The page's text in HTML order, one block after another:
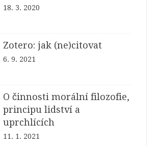
18. 3. 2020
Zotero: jak (ne)citovat
6. 9. 2021
O činnosti morální filozofie,
principu lidství a
uprchlících
11. 1. 2021